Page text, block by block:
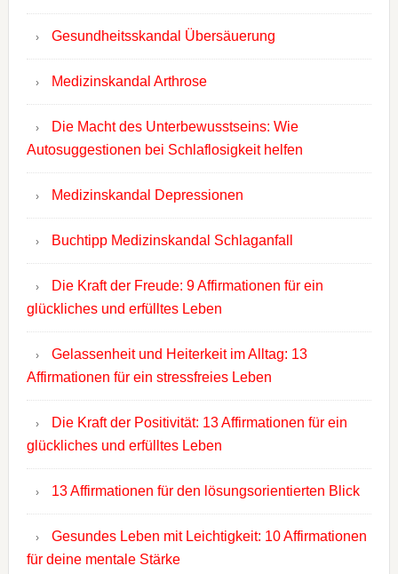
Gesundheitsskandal Übersäuerung
Medizinskandal Arthrose
Die Macht des Unterbewusstseins: Wie
Autosuggestionen bei Schlaflosigkeit helfen
Medizinskandal Depressionen
Buchtipp Medizinskandal Schlaganfall
Die Kraft der Freude: 9 Affirmationen für ein
glückliches und erfülltes Leben
Gelassenheit und Heiterkeit im Alltag: 13
Affirmationen für ein stressfreies Leben
Die Kraft der Positivität: 13 Affirmationen für ein
glückliches und erfülltes Leben
13 Affirmationen für den lösungsorientierten Blick
Gesundes Leben mit Leichtigkeit: 10 Affirmationen
für deine mentale Stärke